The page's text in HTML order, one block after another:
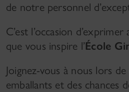
de notre personnel
C’est l’occasion
que vous inspire l’École
Joignez-vous à nous lors
emballants et des chances